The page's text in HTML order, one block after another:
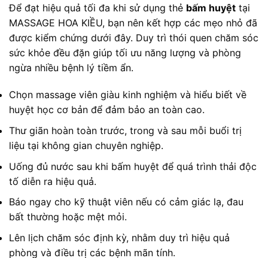
Để đạt hiệu quả tối đa khi sử dụng thẻ bấm huyệt tại
MASSAGE HOA KIỀU, bạn nên kết hợp các mẹo nhỏ đã
được kiểm chứng dưới đây. Duy trì thói quen chăm sóc
sức khỏe đều đặn giúp tối ưu năng lượng và phòng
ngừa nhiều bệnh lý tiềm ẩn.
Chọn massage viên giàu kinh nghiệm và hiểu biết về
huyệt học cơ bản để đảm bảo an toàn cao.
Thư giãn hoàn toàn trước, trong và sau mỗi buổi trị
liệu tại không gian chuyên nghiệp.
Uống đủ nước sau khi bấm huyệt để quá trình thải độc
tố diễn ra hiệu quả.
Báo ngay cho kỹ thuật viên nếu có cảm giác lạ, đau
bất thường hoặc mệt mỏi.
Lên lịch chăm sóc định kỳ, nhằm duy trì hiệu quả
phòng và điều trị các bệnh mãn tính.